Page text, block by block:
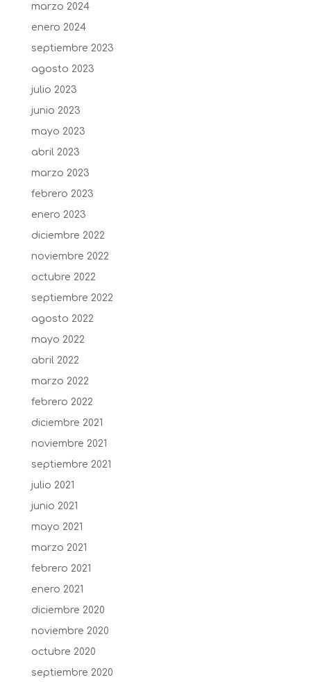
marzo 2024
enero 2024
septiembre 2023
agosto 2023
julio 2023
junio 2023
mayo 2023
abril 2023
marzo 2023
febrero 2023
enero 2023
diciembre 2022
noviembre 2022
octubre 2022
septiembre 2022
agosto 2022
mayo 2022
abril 2022
marzo 2022
febrero 2022
diciembre 2021
noviembre 2021
septiembre 2021
julio 2021
junio 2021
mayo 2021
marzo 2021
febrero 2021
enero 2021
diciembre 2020
noviembre 2020
octubre 2020
septiembre 2020